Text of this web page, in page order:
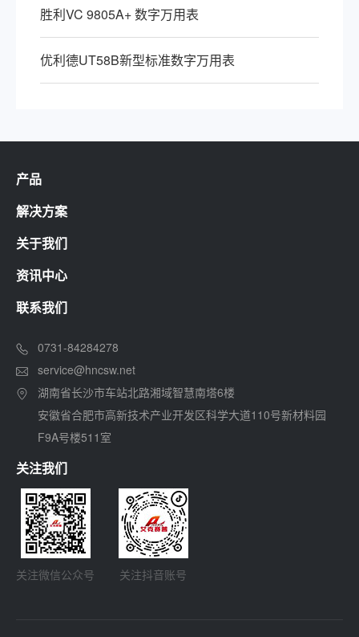
胜利VC 9805A+ 数字万用表
优利德UT58B新型标准数字万用表
产品
解决方案
关于我们
资讯中心
联系我们
0731-84284278
service@hncsw.net
湖南省长沙市车站北路湘域智慧南塔6楼
安徽省合肥市高新技术产业开发区科学大道110号新材料园
F9A号楼511室
关注我们
关注微信公众号 关注抖音账号